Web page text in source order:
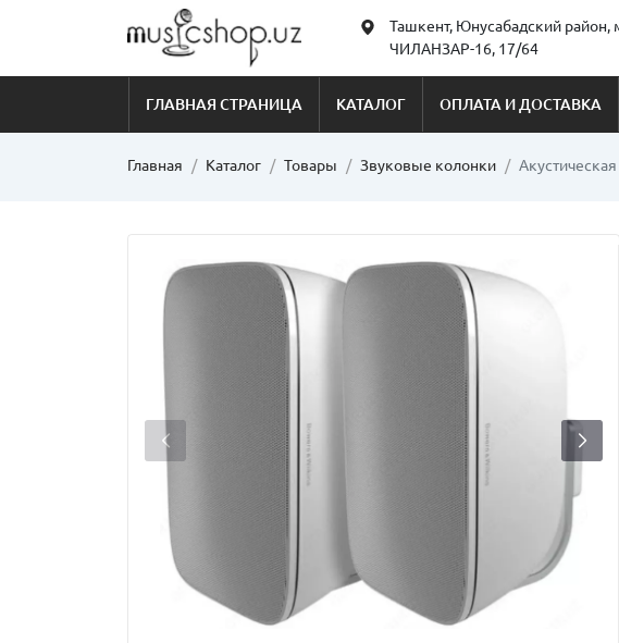
Ташкент, Юнусабадский район,
ЧИЛАНЗАР-16, 17/64
ГЛАВНАЯ СТРАНИЦА КАТАЛОГ ОПЛАТА И ДОСТАВКА
Главная Каталог Товары Звуковые колонки